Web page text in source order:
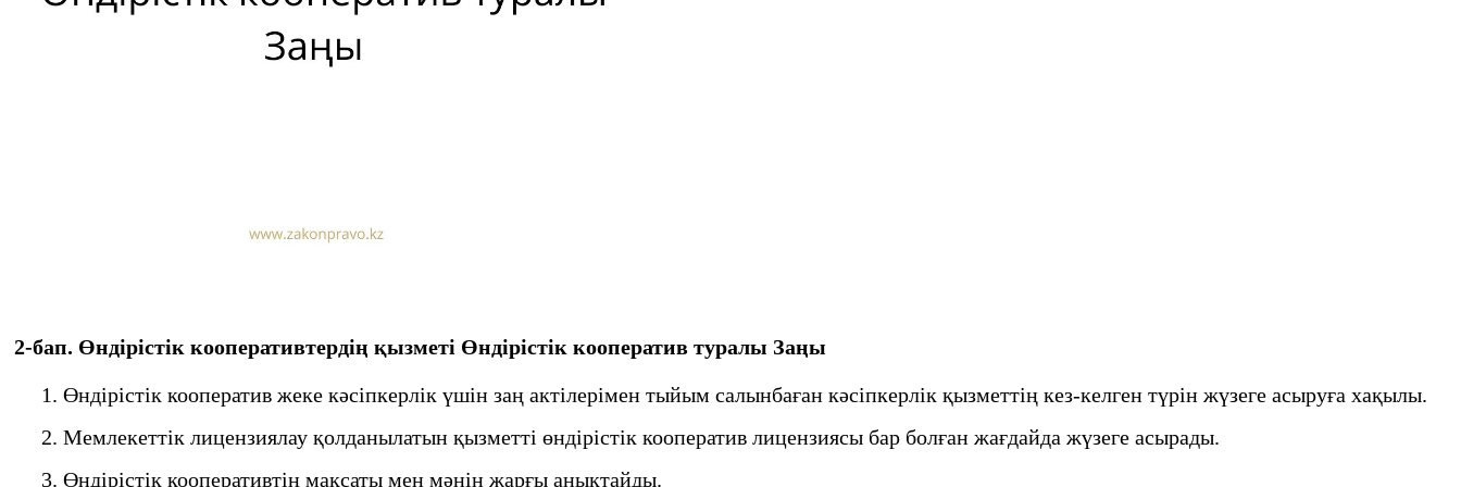
2-бап. Өндiрiстiк кооперативтердiң қызметi Өндiрiстiк кооператив туралы Заңы
1. Өндiрiстiк кооператив жеке кәсiпкерлiк үшiн заң актiлерiмен тыйым салынбаған кәсiпкерлiк қызметтiң кез-келген түрiн жүзеге асыруға хақылы.
2. Мемлекеттiк лицензиялау қолданылатын қызметтi өндiрiстiк кооператив лицензиясы бар болған жағдайда жүзеге асырады.
3. Өндiрiстiк кооперативтiң мақсаты мен мәнiн жарғы анықтайды.